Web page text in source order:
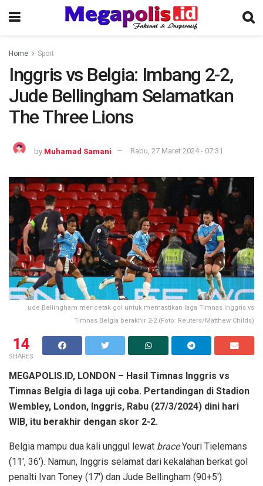
Home Sport
Inggris vs Belgia: Imbang 2-2,
Jude Bellingham Selamatkan
The Three Lions
by Muhamad Samani Rabu, 27 Maret 2024 - 07:31
ude Bellingham mencetak gol untuk memastikan laga Timnas Inggris vs
Timnas Belgia berakhir 2-2 (Foto: Reuters/Matthew Childs)
14
SHARES
MEGAPOLIS.ID, LONDON – Hasil Timnas Inggris vs
Timnas Belgia di laga uji coba. Pertandingan di Stadion
Wembley, London, Inggris, Rabu (27/3/2024) dini hari
WIB, itu berakhir dengan skor 2-2.
Belgia mampu dua kali unggul lewat braceYouri Tielemans
(11′, 36′). Namun, Inggris selamat dari kekalahan berkat gol
penalti Ivan Toney (17′) dan Jude Bellingham (90+5′).